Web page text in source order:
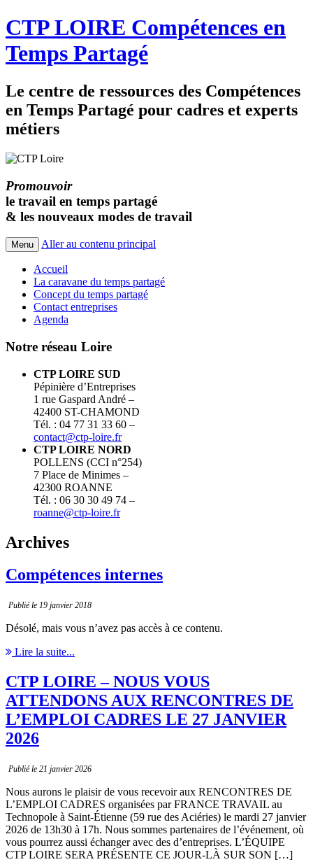
CTP LOIRE Compétences en
Temps Partagé
Le centre de ressources des Compétences
en Temps Partagé pour cadres et experts
métiers
Promouvoir
le travail en temps partagé
& les nouveaux modes de travail
Menu Aller au contenu principal
Accueil
La caravane du temps partagé
Concept du temps partagé
Contact entreprises
Agenda
Notre réseau Loire
CTP LOIRE SUD
Pépinière d’Entreprises
1 rue Gaspard André –
42400 ST-CHAMOND
Tél. : 04 77 31 33 60 –
contact@ctp-loire.fr
CTP LOIRE NORD
POLLENS (CCI n°254)
7 Place de Minimes –
42300 ROANNE
Tél. : 06 30 30 49 74 –
roanne@ctp-loire.fr
Archives
Compétences internes
Publié le 19 janvier 2018
Désolé, mais vous n’avez pas accès à ce contenu.
Lire la suite...
CTP LOIRE – NOUS VOUS
ATTENDONS AUX RENCONTRES DE
L’EMPLOI CADRES LE 27 JANVIER
2026
Publié le 21 janvier 2026
Nous aurons le plaisir de vous recevoir aux RENCONTRES DE
L’EMPLOI CADRES organisées par FRANCE TRAVAIL au
Technopole à Saint-Étienne (59 rue des Aciéries) le mardi 27 janvier
2026 de 13h30 à 17h. Nous sommes partenaires de l’événement, où
vous pourrez aussi échanger avec des d’entreprises. L’ÉQUIPE
CTP LOIRE SERA PRÉSENTE CE JOUR-LÀ SUR SON […]